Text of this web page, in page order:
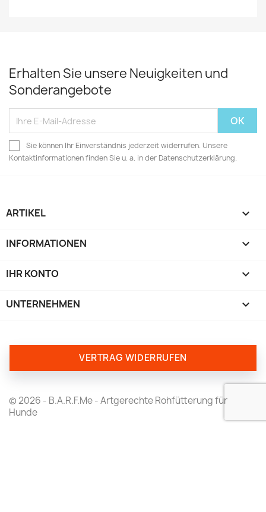
Erhalten Sie unsere Neuigkeiten und
Sonderangebote
Sie können Ihr Einverständnis jederzeit widerrufen. Unsere
Kontaktinformationen finden Sie u. a. in der Datenschutzerklärung.
ARTIKEL 
INFORMATIONEN 
IHR KONTO 
UNTERNEHMEN keyboard_arrow_down
VERTRAG WIDERRUFEN
© 2026 - B.A.R.F.Me - Artgerechte Rohfütterung für
Hunde